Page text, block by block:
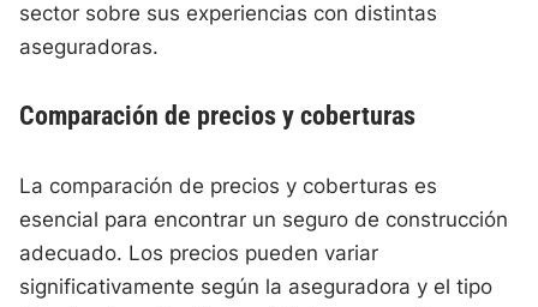
sector sobre sus experiencias con distintas
aseguradoras.
Comparación de precios y coberturas
La comparación de precios y coberturas es
esencial para encontrar un seguro de construcción
adecuado. Los precios pueden variar
significativamente según la aseguradora y el tipo